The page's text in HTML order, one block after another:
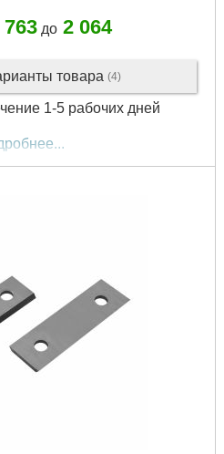
763до 2 064
товара (4)
1-5 рабочих дней